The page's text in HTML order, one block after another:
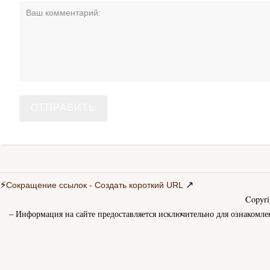
⚡Сокращение ссылок - Создать короткий URL ↗
– Информация на сайте предоставляется исключительно для